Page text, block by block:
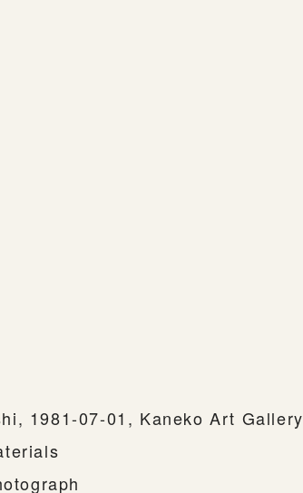
1981-07-01, Kaneko Art Gallery